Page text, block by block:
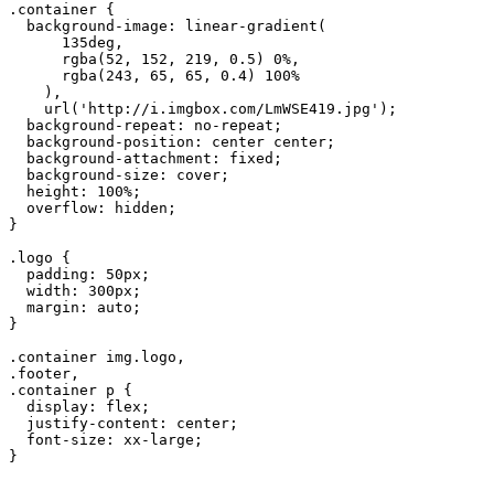
.container {
  background-image: linear-gradient(
      135deg,
      rgba(52, 152, 219, 0.5) 0%,
      rgba(243, 65, 65, 0.4) 100%
    ),
    url('http://i.imgbox.com/LmWSE419.jpg');
  background-repeat: no-repeat;
  background-position: center center;
  background-attachment: fixed;
  background-size: cover;
  height: 100%;
  overflow: hidden;
}
.logo {
  padding: 50px;
  width: 300px;
  margin: auto;
}
.container img.logo,
.footer,
.container p {
  display: flex;
  justify-content: center;
  font-size: xx-large;
}